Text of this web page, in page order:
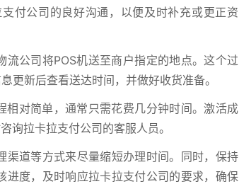
付公司的良好沟通，以便及时补充或更正资
公司将POS机送至商户指定的地点。这个过
更新后查看送达时间，并做好收货准备。
相对简单，通常只需花费几分钟时间。激活成
询拉卡拉支付公司的客服人员。
道等方式来尽量缩短办理时间。同时，保持
进度，及时响应拉卡拉支付公司的要求，确保